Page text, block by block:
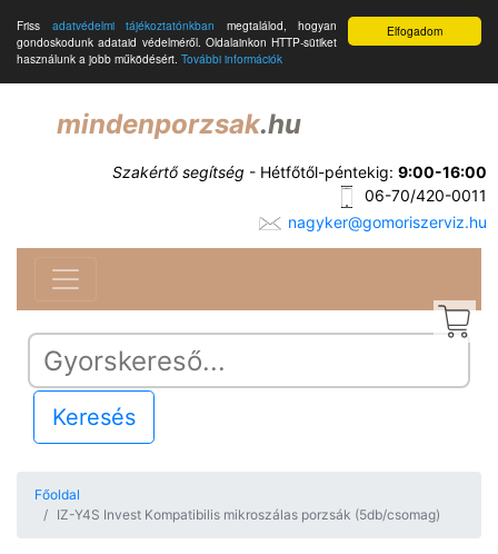
Elfogadom
Friss adatvédelmi tájékoztatónkban megtalálod, hogyan
gondoskodunk adataid védelméről. Oldalainkon HTTP-sütiket
használunk a jobb működésért. További információk
mindenporzsak.hu
Szakértő segítség - Hétfőtől-péntekig: 9:00-16:00
06-70/420-0011
nagyker@gomoriszerviz.hu
Keresés
Főoldal
IZ-Y4S Invest Kompatibilis mikroszálas porzsák (5db/csomag)